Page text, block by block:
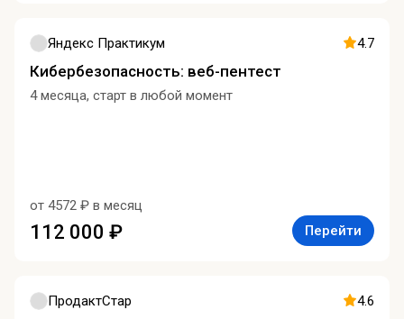
Яндекс Практикум 4.7
Кибербезопасность: веб-пентест
4 месяца, старт в любой момент
от 4572 ₽ в месяц
112 000 ₽ Перейти
ПродактСтар 4.6